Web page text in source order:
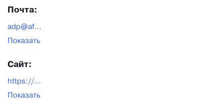
Почта:
adp@afalina.com
Показать
Сайт:
https://afalina.com/
Показать